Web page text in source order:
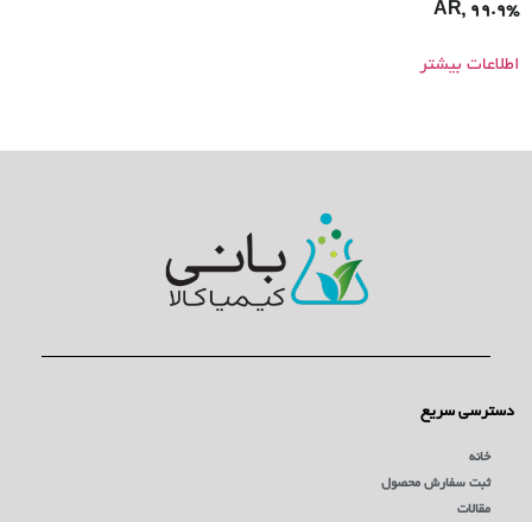
AR, 99.9%
اطلاعات بیشتر
دسترسی سریع
خانه
ثبت سفارش محصول
مقالات